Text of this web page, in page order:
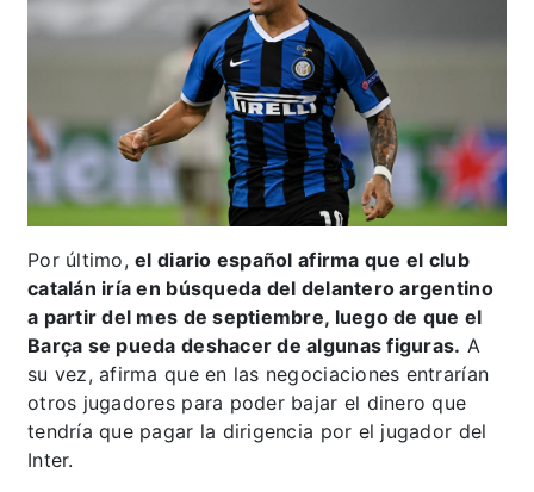
Por último,el diario español afirma que el club
catalán iría en búsqueda del delantero argentino
a partir del mes de septiembre, luego de que el
Barça se pueda deshacer de algunas figuras. A
su vez, afirma que en las negociaciones entrarían
otros jugadores para poder bajar el dinero que
tendría que pagar la dirigencia por el jugador del
Inter.